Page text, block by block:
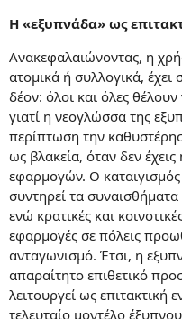
Η «εξυπνάδα» ως
Ανακεφαλαιώνοντας, η
ατομικά ή συλλογικά, έχει
δέον: όλοι και όλες
γιατί η νεογλώσσα της
περίπτωση την
ως βλακεία, όταν δεν
εφαρμογών. Ο
συντηρεί τα
ενώ κρατικές και
εφαρμογές σε πόλεις
ανταγωνισμό. Έτσι, η
απαραίτητο επιθετικό
λειτουργεί ως επιτακτική
τελευταίο μοντέλο